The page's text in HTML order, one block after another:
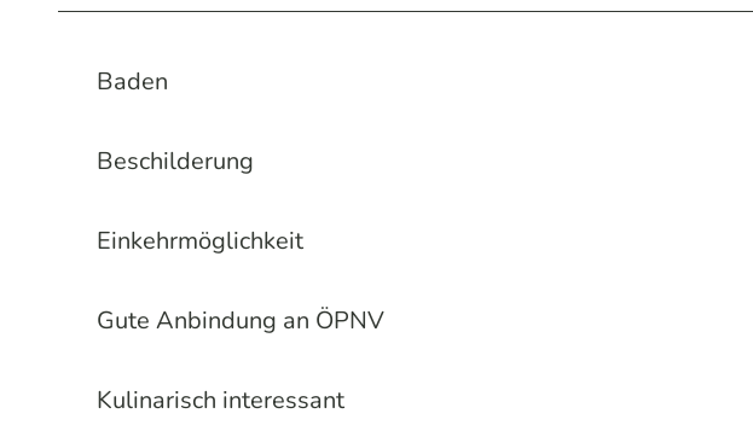
Baden
Beschilderung
Einkehrmöglichkeit
Gute Anbindung an ÖPNV
Kulinarisch interessant